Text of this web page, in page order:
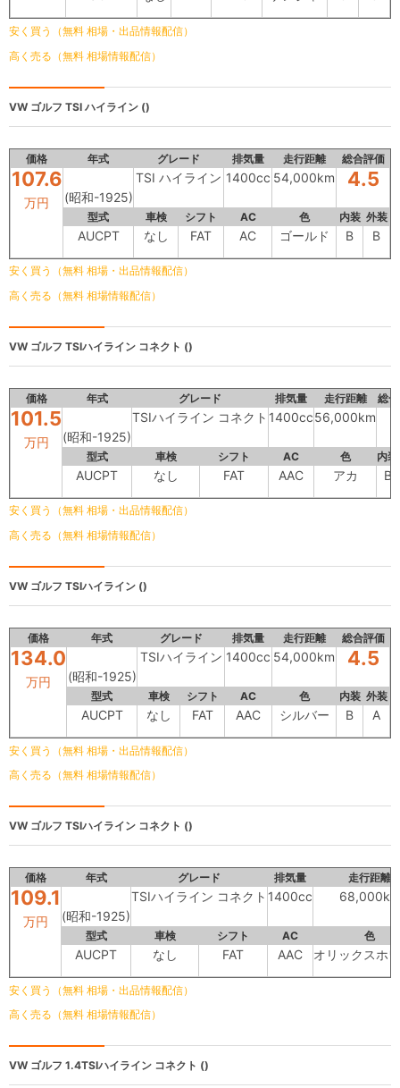
安く買う（無料 相場・出品情報配信）
高く売る（無料 相場情報配信）
VW ゴルフ TSI ハイライン ()
価格 年式 グレード 排気量 走行距離 総合評価
107.6
万円 (昭和-1925)
TSI ハイライン 1400cc 54,000km 4.5
型式 車検 シフト AC 色 内装 外装
AUCPT なし FAT AC ゴールド B B
安く買う（無料 相場・出品情報配信）
高く売る（無料 相場情報配信）
VW ゴルフ TSIハイライン コネクト ()
価格 年式 グレード 排気量 走行距離 総
101.5
万円 (昭和-1925)
TSIハイライン コネクト 1400cc56,000km
型式 車検 シフト AC 色 内装
AUCPT なし FAT AAC アカ B
安く買う（無料 相場・出品情報配信）
高く売る（無料 相場情報配信）
VW ゴルフ TSIハイライン ()
価格 年式 グレード 排気量 走行距離 総合評価
134.0
万円 (昭和-1925)
TSIハイライン 1400cc 54,000km 4.5
型式 車検 シフト AC 色 内装 外装
AUCPT なし FAT AAC シルバー B A
安く買う（無料 相場・出品情報配信）
高く売る（無料 相場情報配信）
VW ゴルフ TSIハイライン コネクト ()
価格 年式 グレード 排気量 走行距離
109.1
万円 (昭和-1925)
TSIハイライン コネクト 1400cc 68,000km
型式 車検 シフト AC 色
AUCPT なし FAT AAC オリックスホ
安く買う（無料 相場・出品情報配信）
高く売る（無料 相場情報配信）
VW ゴルフ 1.4TSIハイライン コネクト ()